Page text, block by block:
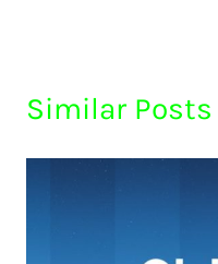
Similar Posts